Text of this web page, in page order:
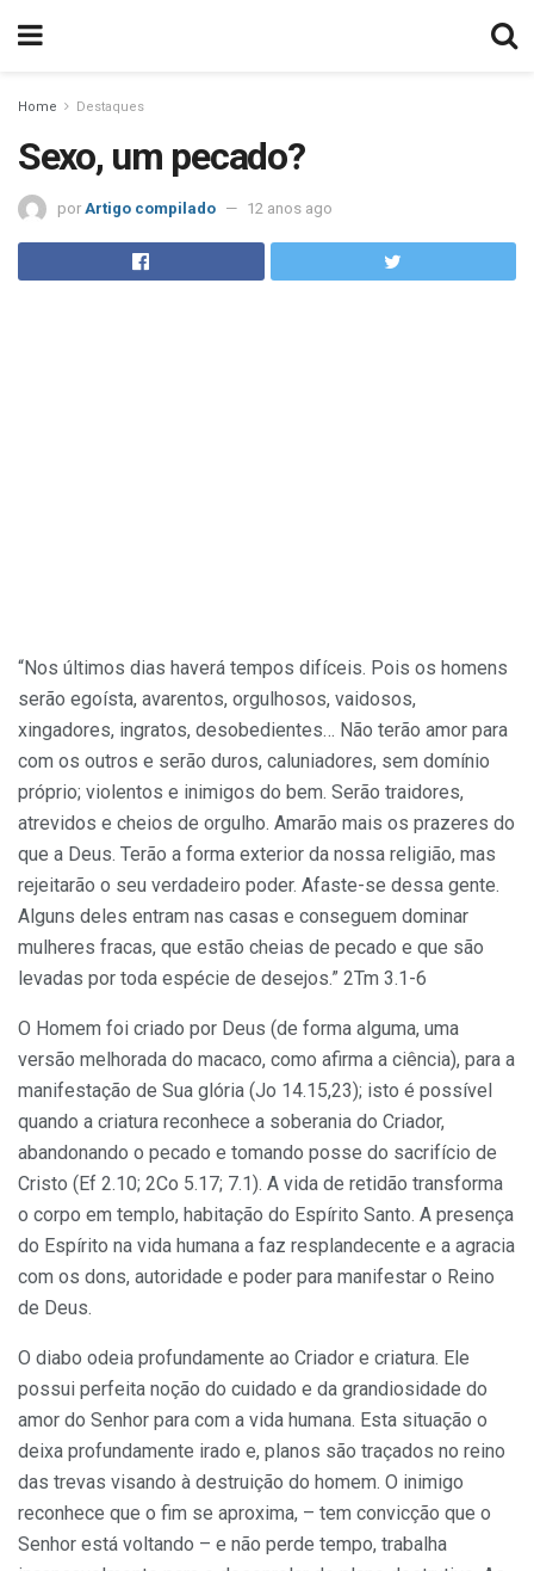
Home Destaques
Sexo, um pecado?
por Artigo compilado 12 anos ago
“Nos últimos dias haverá tempos difíceis. Pois os homens
serão egoísta, avarentos, orgulhosos, vaidosos,
xingadores, ingratos, desobedientes… Não terão amor para
com os outros e serão duros, caluniadores, sem domínio
próprio; violentos e inimigos do bem. Serão traidores,
atrevidos e cheios de orgulho. Amarão mais os prazeres do
que a Deus. Terão a forma exterior da nossa religião, mas
rejeitarão o seu verdadeiro poder. Afaste-se dessa gente.
Alguns deles entram nas casas e conseguem dominar
mulheres fracas, que estão cheias de pecado e que são
levadas por toda espécie de desejos.” 2Tm 3.1-6
O Homem foi criado por Deus (de forma alguma, uma
versão melhorada do macaco, como afirma a ciência), para a
manifestação de Sua glória (Jo 14.15,23); isto é possível
quando a criatura reconhece a soberania do Criador,
abandonando o pecado e tomando posse do sacrifício de
Cristo (Ef 2.10; 2Co 5.17; 7.1). A vida de retidão transforma
o corpo em templo, habitação do Espírito Santo. A presença
do Espírito na vida humana a faz resplandecente e a agracia
com os dons, autoridade e poder para manifestar o Reino
de Deus.
O diabo odeia profundamente ao Criador e criatura. Ele
possui perfeita noção do cuidado e da grandiosidade do
amor do Senhor para com a vida humana. Esta situação o
deixa profundamente irado e, planos são traçados no reino
das trevas visando à destruição do homem. O inimigo
reconhece que o fim se aproxima, – tem convicção que o
Senhor está voltando – e não perde tempo, trabalha